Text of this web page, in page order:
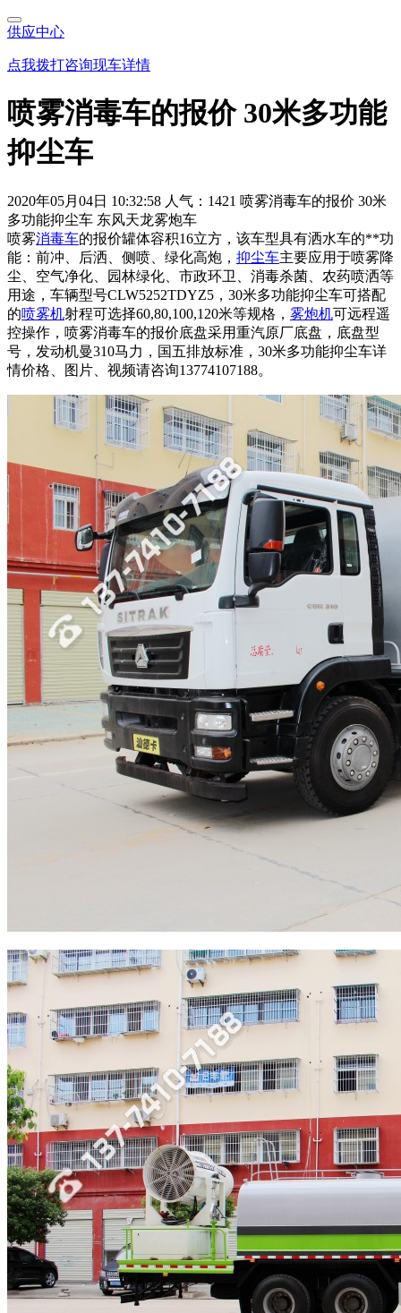
供应中心
点我拨打咨询现车详情
喷雾消毒车的报价 30米多功能
抑尘车
2020年05月04日 10:32:58 人气：1421 喷雾消毒车的报价 30米
多功能抑尘车 东风天龙雾炮车
喷雾消毒车的报价罐体容积16立方，该车型具有洒水车的**功
能：前冲、后洒、侧喷、绿化高炮， 抑尘车主要应用于喷雾降
尘、空气净化、园林绿化、市政环卫、消毒杀菌、农药喷洒等
用途，车辆型号CLW5252TDYZ5，30米多功能抑尘车可搭配
的喷雾机射程可选择60,80,100,120米等规格， 雾炮机可远程遥
控操作，喷雾消毒车的报价底盘采用重汽原厂底盘，底盘型
号，发动机曼310马力，国五排放标准，30米多功能抑尘车详
情价格、图片、视频请咨询13774107188。